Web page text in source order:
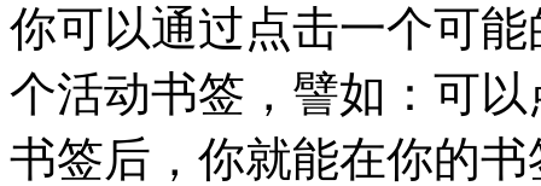
你可以通过点击一个可
个活动书签，譬如：可以
书签后，你就能在你的